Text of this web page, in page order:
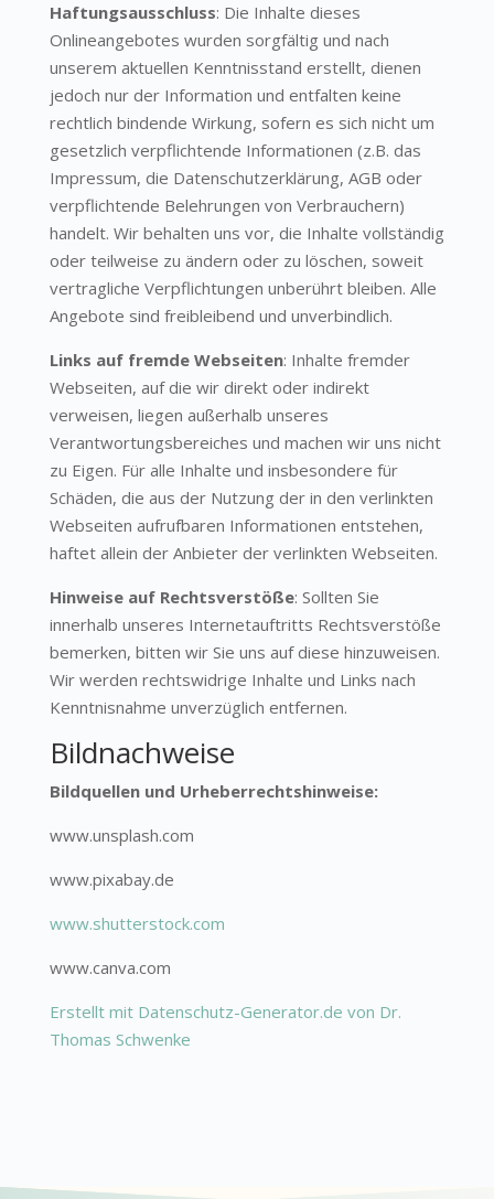
Haftungsausschluss: Die Inhalte dieses
Onlineangebotes wurden sorgfältig und nach
unserem aktuellen Kenntnisstand erstellt, dienen
jedoch nur der Information und entfalten keine
rechtlich bindende Wirkung, sofern es sich nicht um
gesetzlich verpflichtende Informationen (z.B. das
Impressum, die Datenschutzerklärung, AGB oder
verpflichtende Belehrungen von Verbrauchern)
handelt. Wir behalten uns vor, die Inhalte vollständig
oder teilweise zu ändern oder zu löschen, soweit
vertragliche Verpflichtungen unberührt bleiben. Alle
Angebote sind freibleibend und unverbindlich.
Links auf fremde Webseiten: Inhalte fremder
Webseiten, auf die wir direkt oder indirekt
verweisen, liegen außerhalb unseres
Verantwortungsbereiches und machen wir uns nicht
zu Eigen. Für alle Inhalte und insbesondere für
Schäden, die aus der Nutzung der in den verlinkten
Webseiten aufrufbaren Informationen entstehen,
haftet allein der Anbieter der verlinkten Webseiten.
Hinweise auf Rechtsverstöße: Sollten Sie
innerhalb unseres Internetauftritts Rechtsverstöße
bemerken, bitten wir Sie uns auf diese hinzuweisen.
Wir werden rechtswidrige Inhalte und Links nach
Kenntnisnahme unverzüglich entfernen.
Bildnachweise
Bildquellen und Urheberrechtshinweise:
www.unsplash.com
www.pixabay.de
www.shutterstock.com
www.canva.com
Erstellt mit Datenschutz-Generator.de von Dr.
Thomas Schwenke